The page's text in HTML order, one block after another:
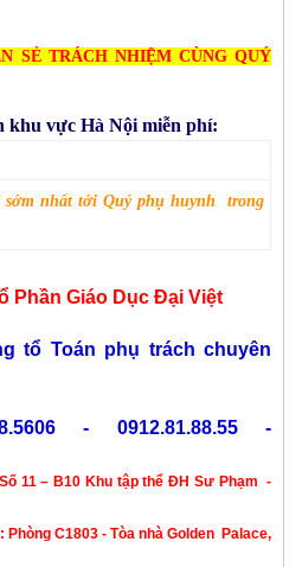
SẺ TRÁCH NHIỆM CÙNG QUÝ
khu vực Hà Nội miễn phí:
sớm nhất tới Quý phụ huynh trong
Phần Giáo Dục Đại Việt
tổ Toán phụ trách chuyên
- 0912.81.88.55 -
11 – B10 Khu tập thể ĐH Sư Phạm -
- Tòa nhà Golden Palace,